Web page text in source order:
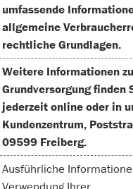
umfassende
allgemeine
rechtliche Grundlagen.
Weitere Informationen
Grundversorgung finden
jederzeit online oder in
Kundenzentrum,
09599 Freiberg.
Ausführliche